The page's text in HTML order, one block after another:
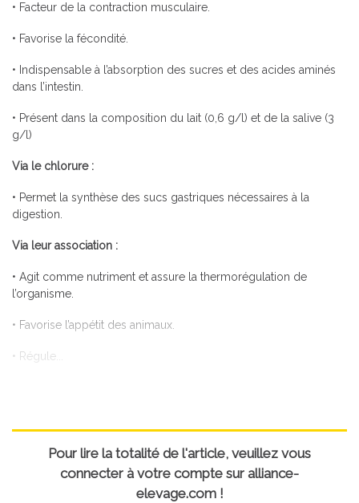
• Facteur de la contraction musculaire.
• Favorise la fécondité.
• Indispensable à l’absorption des sucres et des acides aminés
dans l’intestin.
• Présent dans la composition du lait (0,6 g/l) et de la salive (3
g/l)
Via le chlorure :
• Permet la synthèse des sucs gastriques nécessaires à la
digestion.
Via leur association :
• Agit comme nutriment et assure la thermorégulation de
l’organisme.
• Favorise l’appétit des animaux.
• Régule...
Pour lire la totalité de l'article, veuillez vous
connecter à votre compte sur alliance-
elevage.com !